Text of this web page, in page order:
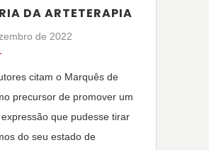
DA ARTETERAPIA
de 2022
citam o Marquês de
precursor de promover um
que pudesse tirar
do seu estado de